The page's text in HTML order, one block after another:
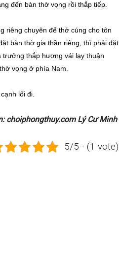
đến bàn thờ vọng rồi thắp tiếp.
riêng chuyên để thờ cúng cho tôn
bàn thờ gia thần riêng, thì phải đặt
thắp hương vái lạy thuận
vọng ở phía Nam.
lối đi.
choiphongthuy.com Lý Cư Minh
5/5 - (1 vote)